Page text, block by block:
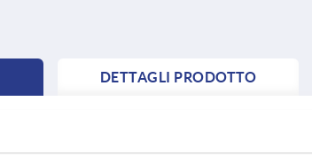
DETTAGLI PRODOTTO